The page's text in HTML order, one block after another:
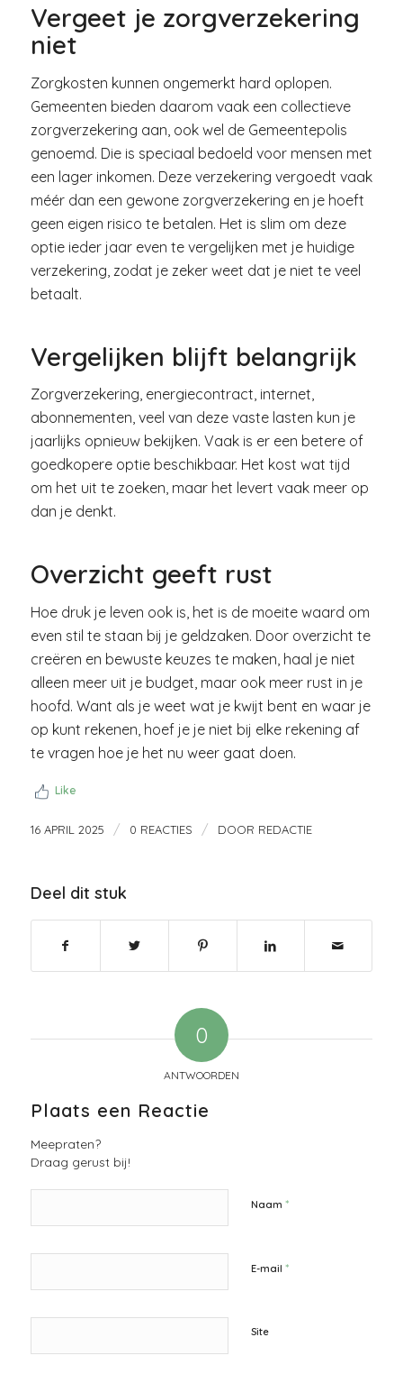
Vergeet je zorgverzekering
niet
Zorgkosten kunnen ongemerkt hard oplopen.
Gemeenten bieden daarom vaak een collectieve
zorgverzekering aan, ook wel de Gemeentepolis
genoemd. Die is speciaal bedoeld voor mensen met
een lager inkomen. Deze verzekering vergoedt vaak
méér dan een gewone zorgverzekering en je hoeft
geen eigen risico te betalen. Het is slim om deze
optie ieder jaar even te vergelijken met je huidige
verzekering, zodat je zeker weet dat je niet te veel
betaalt.
Vergelijken blijft belangrijk
Zorgverzekering, energiecontract, internet,
abonnementen, veel van deze vaste lasten kun je
jaarlijks opnieuw bekijken. Vaak is er een betere of
goedkopere optie beschikbaar. Het kost wat tijd
om het uit te zoeken, maar het levert vaak meer op
dan je denkt.
Overzicht geeft rust
Hoe druk je leven ook is, het is de moeite waard om
even stil te staan bij je geldzaken. Door overzicht te
creëren en bewuste keuzes te maken, haal je niet
alleen meer uit je budget, maar ook meer rust in je
hoofd. Want als je weet wat je kwijt bent en waar je
op kunt rekenen, hoef je je niet bij elke rekening af
te vragen hoe je het nu weer gaat doen.
Like
16 APRIL 2025 / 0 REACTIES / DOOR REDACTIE
Deel dit stuk
0
ANTWOORDEN
Plaats een Reactie
Meepraten?
Draag gerust bij!
Naam *
E-mail *
Site